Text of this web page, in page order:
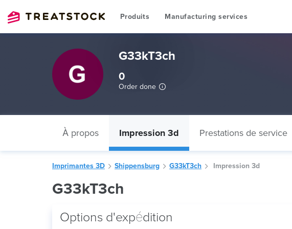
Produits Manufacturing services
G33kT3ch
0
Order done
À propos Impression 3d Prestations de service
Imprimantes 3D Shippensburg G33kT3ch Impression 3d
G33kT3ch
Options d'expédition